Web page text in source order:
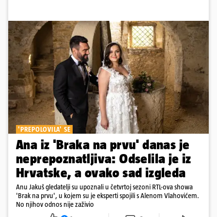
'PREPOLOVILA' SE
Ana iz 'Braka na prvu' danas je
neprepoznatljiva: Odselila je iz
Hrvatske, a ovako sad izgleda
Anu Jakuš gledatelji su upoznali u četvrtoj sezoni RTL-ova showa
'Brak na prvu', u kojem su je eksperti spojili s Alenom Vlahovićem.
No njihov odnos nije zaživio